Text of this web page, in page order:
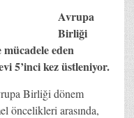
Avrupa
Birliği
mücadele eden
5’inci kez üstleniyor.
Birliği dönem
öncelikleri arasında,